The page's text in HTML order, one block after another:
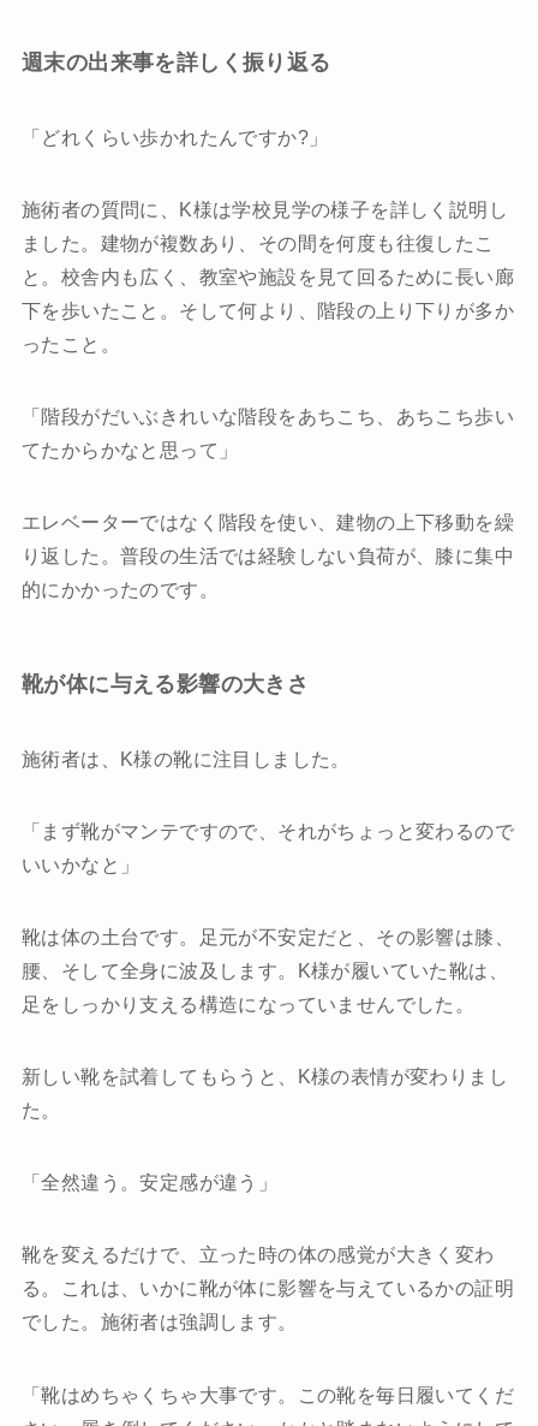
週末の出来事を詳しく振り返る
「どれくらい歩かれたんですか?」
施術者の質問に、K様は学校見学の様子を詳しく説明し
ました。建物が複数あり、その間を何度も往復したこ
と。校舎内も広く、教室や施設を見て回るために長い廊
下を歩いたこと。そして何より、階段の上り下りが多か
ったこと。
「階段がだいぶきれいな階段をあちこち、あちこち歩い
てたからかなと思って」
エレベーターではなく階段を使い、建物の上下移動を繰
り返した。普段の生活では経験しない負荷が、膝に集中
的にかかったのです。
靴が体に与える影響の大きさ
施術者は、K様の靴に注目しました。
「まず靴がマンテですので、それがちょっと変わるので
いいかなと」
靴は体の土台です。足元が不安定だと、その影響は膝、
腰、そして全身に波及します。K様が履いていた靴は、
足をしっかり支える構造になっていませんでした。
新しい靴を試着してもらうと、K様の表情が変わりまし
た。
「全然違う。安定感が違う」
靴を変えるだけで、立った時の体の感覚が大きく変わ
る。これは、いかに靴が体に影響を与えているかの証明
でした。施術者は強調します。
「靴はめちゃくちゃ大事です。この靴を毎日履いてくだ